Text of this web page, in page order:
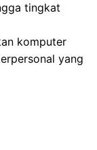
tingkat
komputer
yang